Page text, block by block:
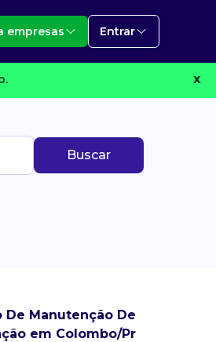
empresas Entrar
X
Buscar
Manutenção De
em Colombo/Pr